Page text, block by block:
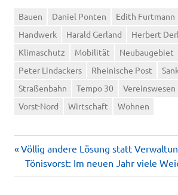
Bauen Daniel Ponten Edith Furtmann
Handwerk
Harald Gerland
Herbert
Klimaschutz
Mobilität Neubaugebiet
Peter Lindackers
Rheinische Post
Straßenbahn
Tempo 30 Vereinswesen
Vorst-Nord
Wirtschaft Wohnen
Beitragsnavigation
Vorheriger
Beitrag:
Völlig andere Lösung statt
Nächster
Beitrag:
Tönisvorst: Im neuen Jahr viele